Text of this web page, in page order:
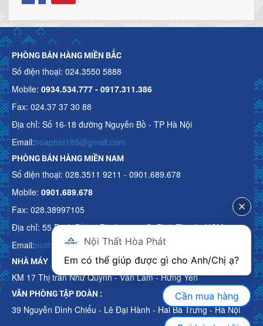
PHÒNG BÁN HÀNG MIỀN BẮC
Số điện thoại: 024.3550 5888
Mobile: 0934.534.777 - 0917.311.386
Fax: 024.37 37 30 88
Địa chỉ: Số 16-18 đường Nguyễn Bồ - TP Hà Nội
Email:hoaphat185@gmail.com
PHÒNG BÁN HÀNG MIỀN NAM
Số điện thoại: 028.3511 9211 - 0901.689.678
Mobile: 0901.689.678
Fax: 028.38997105
Địa chỉ: 55 Bạch Đằng, Phường 15, Q. Bình Thạnh, HCM
Email:noithathoaphattot@gmail.com
NHÀ MÁY
KM 17 Thị trấn Như Quỳnh - Văn Lâm - Hưng Yên
VĂN PHÒNG TẬP ĐOÀN :
39 Nguyễn Đình Chiểu - Lê Đại Hành - Hai Bà Trưng - Hà Nội
Nội Thất Hòa Phát
Cần mua hàng